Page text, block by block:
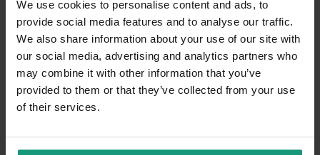
We use cookies to personalise content and ads, to
provide social media features and to analyse our traffic.
We also share information about your use of our site with
our social media, advertising and analytics partners who
may combine it with other information that you’ve
provided to them or that they’ve collected from your use
of their services.